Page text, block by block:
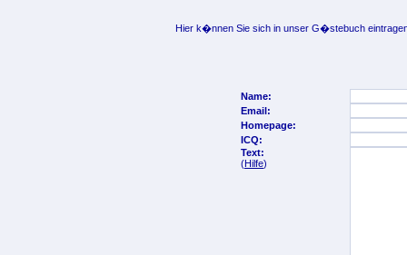
Hier k�nnen Sie sich in unser G�stebuch
Name:
Email:
Homepage:
ICQ:
Text:
(Hilfe)